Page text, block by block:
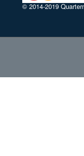
© 2014-2019